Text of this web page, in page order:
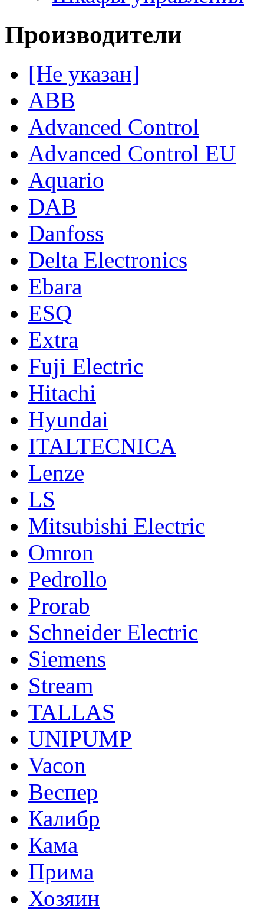
Производители
[Не указан]
ABB
Advanced Control
Advanced Control EU
Aquario
DAB
Danfoss
Delta Electronics
Ebara
ESQ
Extra
Fuji Electric
Hitachi
Hyundai
ITALTECNICA
Lenze
LS
Mitsubishi Electric
Omron
Pedrollo
Prorab
Schneider Electric
Siemens
Stream
TALLAS
UNIPUMP
Vacon
Веспер
Калибр
Кама
Прима
Хозяин